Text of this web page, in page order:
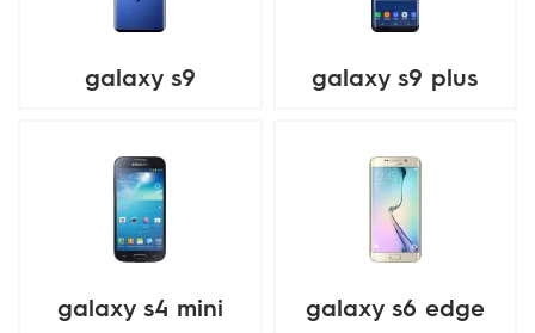
galaxy s9 galaxy s9 plus
galaxy s4 mini galaxy s6 edge